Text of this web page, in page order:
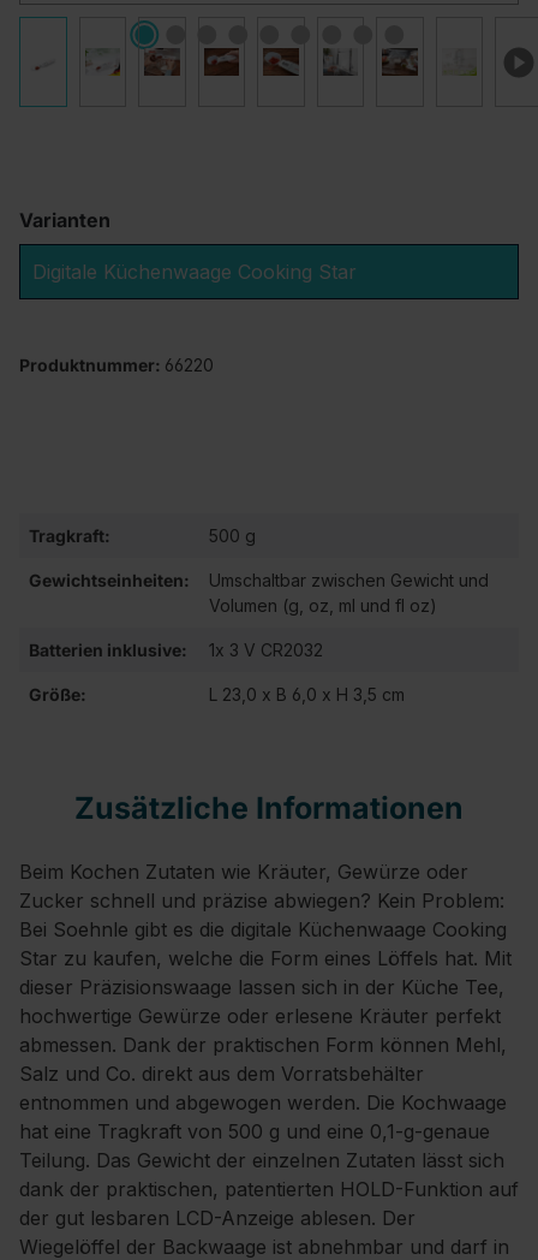
Varianten
Digitale Küchenwaage Cooking Star
Produktnummer: 66220
Tragkraft: 500 g
Gewichtseinheiten:
Umschaltbar zwischen Gewicht und
Volumen (g, oz, ml und fl oz)
Batterien inklusive: 1x 3 V CR2032
Größe: L 23,0 x B 6,0 x H 3,5 cm
Zusätzliche Informationen
Beim Kochen Zutaten wie Kräuter, Gewürze oder
Zucker schnell und präzise abwiegen? Kein Problem:
Bei Soehnle gibt es die digitale Küchenwaage Cooking
Star zu kaufen, welche die Form eines Löffels hat. Mit
dieser Präzisionswaage lassen sich in der Küche Tee,
hochwertige Gewürze oder erlesene Kräuter perfekt
abmessen. Dank der praktischen Form können Mehl,
Salz und Co. direkt aus dem Vorratsbehälter
entnommen und abgewogen werden. Die Kochwaage
hat eine Tragkraft von 500 g und eine 0,1-g-genaue
Teilung. Das Gewicht der einzelnen Zutaten lässt sich
dank der praktischen, patentierten HOLD-Funktion auf
der gut lesbaren LCD-Anzeige ablesen. Der
Wiegelöffel der Backwaage ist abnehmbar und darf in